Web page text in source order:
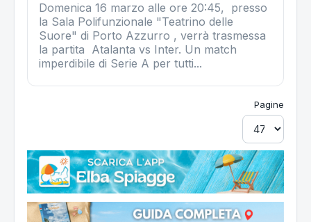
Domenica 16 marzo alle ore 20:45, presso
la Sala Polifunzionale "Teatrino delle
Suore" di Porto Azzurro , verrà trasmessa
la partita Atalanta vs Inter. Un match
imperdibile di Serie A per tutti...
Pagine